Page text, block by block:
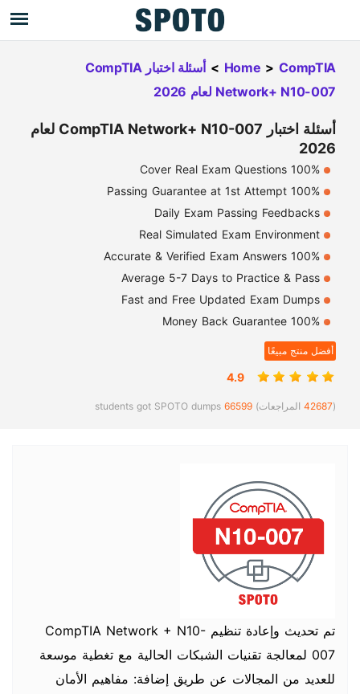
Home > CompTIA
>
أسئلة اختبار CompTIA
Network+ N10-007 لعام 2026
أسئلة اختبار CompTIA Network+ N10-007 لعام
2026
أفضل منتج مبيعًا
4.9
(
42687 المراجعات)
تم تحديث وإعادة تنظيم CompTIA Network + N10-
007 لمعالجة تقنيات الشبكات الحالية مع تغطية موسعة
للعديد من المجالات عن طريق إضافة: مفاهيم الأمان